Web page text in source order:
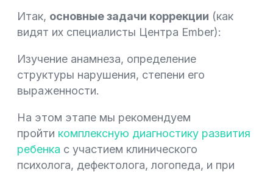
Итак, основные задачи коррекции (как
видят их специалисты Центра Ember):
Изучение анамнеза, определение
структуры нарушения, степени его
выраженности.
На этом этапе мы рекомендуем
пройти комплексную диагностику развития
ребенка с участием клинического
психолога, дефектолога, логопеда, и при